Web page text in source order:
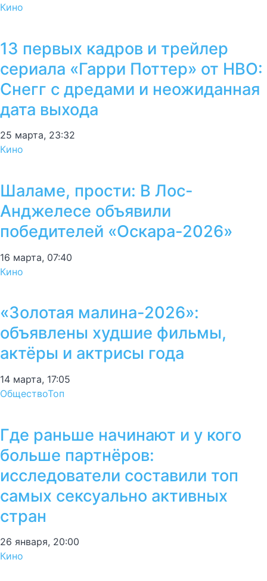
Кино
13 первых кадров и трейлер
сериала «Гарри Поттер» от HBO:
Снегг с дредами и неожиданная
дата выхода
25 марта, 23:32
Кино
Шаламе, прости: В Лос-
Анджелесе объявили
победителей «Оскара-2026»
16 марта, 07:40
Кино
«Золотая малина-2026»:
объявлены худшие фильмы,
актёры и актрисы года
14 марта, 17:05
ОбществоТоп
Где раньше начинают и у кого
больше партнёров:
исследователи составили топ
самых сексуально активных
стран
26 января, 20:00
Кино